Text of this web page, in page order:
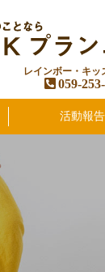
レインボー・キッ
059-
活動報告